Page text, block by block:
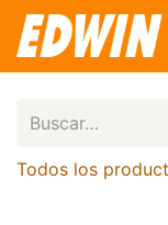
Todos los